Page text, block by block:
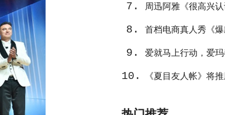
7. 周迅阿雅《很高兴
8. 首档电商真人秀《
9. 爱就马上行动，爱
10. 《夏目友人帐》将